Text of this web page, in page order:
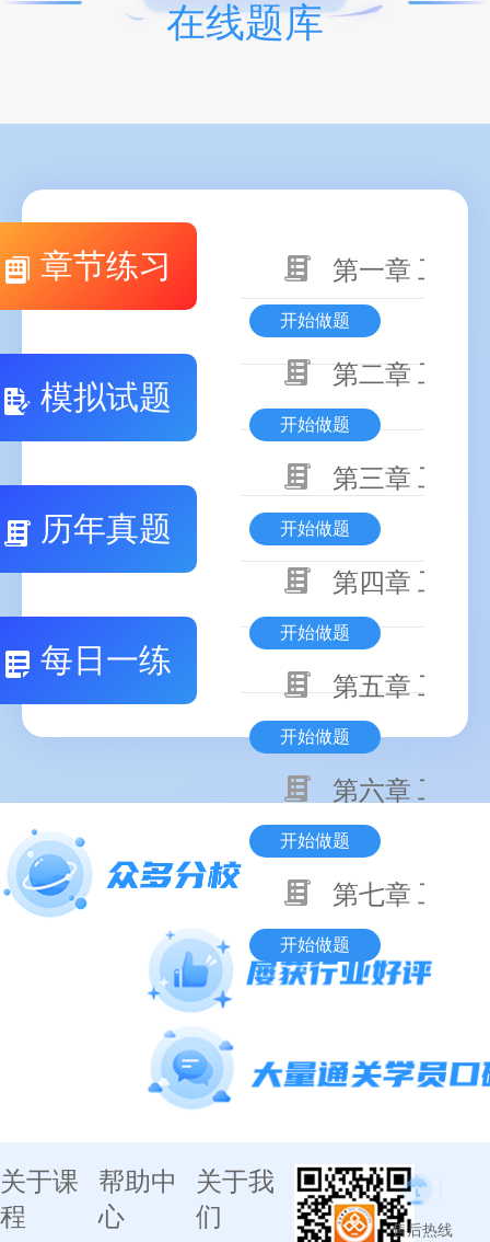
在线题库
章节练习
模拟试题
历年真题
每日一练
第一章 工程
开始做题
第二章 工程
开始做题
第三章 工程
开始做题
第四章 工程
开始做题
第五章 工程
开始做题
第六章 工程
开始做题
第七章 工程
开始做题
关于课
程
帮助中
心
关于我
们
售后热线